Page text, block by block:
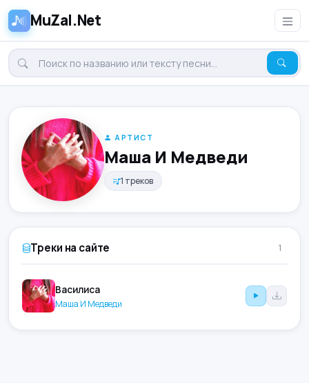
MuZal.Net
АРТИСТ
Маша И Медведи
1 треков
Треки на сайте 1
Василиса
Маша И Медведи